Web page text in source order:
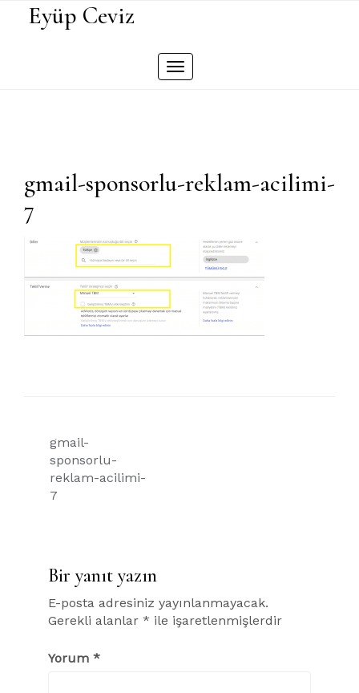
Eyüp Ceviz
Toggle
gmail-sponsorlu-reklam-acilimi-
7
Yazı
gezinmesi
gmail-
sponsorlu-
reklam-acilimi-
7
Bir yanıt yazın
E-posta adresiniz yayınlanmayacak.
Gerekli alanlar * ile işaretlenmişlerdir
Yorum *